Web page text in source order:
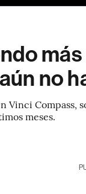
no
Vinci Compass,
meses.